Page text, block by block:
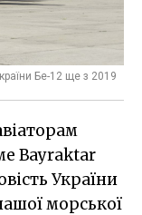
Бе-12 ще з 2019
Bayraktar
України
морської